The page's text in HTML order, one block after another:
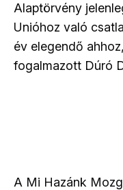
Alaptörvény
Unióhoz való
év elegendő
fogalmazott Dúró
A Mi Hazánk